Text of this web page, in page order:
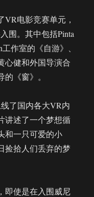
VR电影竞赛单元，
围。其中包括Pinta
作室的《自游》、
心健和外国导演合
《窗》。
了国内各大VR内
讲述了一个梦想循
和一只可爱的小
捡拾人们丢弃的梦
即使是在入围威尼